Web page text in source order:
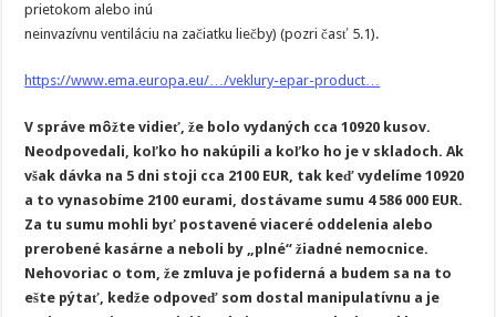
prietokom alebo inú
neinvazívnu ventiláciu na začiatku liečby) (pozri časť 5.1).
https://www.ema.europa.eu/…/veklury-epar-product…
V správe môžte vidieť, že bolo vydaných cca 10920 kusov.
Neodpovedali, koľko ho nakúpili a koľko ho je v skladoch. Ak
však dávka na 5 dni stoji cca 2100 EUR, tak keď vydelíme 10920
a to vynasobíme 2100 eurami, dostávame sumu 4 586 000 EUR.
Za tu sumu mohli byť postavené viaceré oddelenia alebo
prerobené kasárne a neboli by „plné“ žiadné nemocnice.
Nehovoriac o tom, že zmluva je pofiderná a budem sa na to
ešte pýtať, kedže odpoveď som dostal manipulatívnu a je